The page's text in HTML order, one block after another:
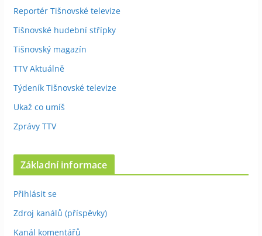
Reportér Tišnovské televize
Tišnovské hudební střípky
Tišnovský magazín
TTV Aktuálně
Týdeník Tišnovské televize
Ukaž co umíš
Zprávy TTV
Základní informace
Přihlásit se
Zdroj kanálů (příspěvky)
Kanál komentářů